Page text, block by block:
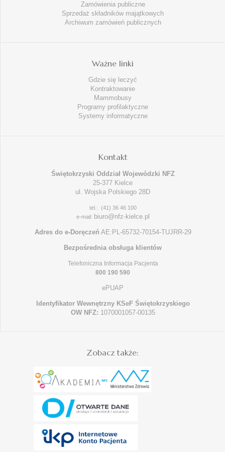
Zamówienia publiczne
Sprzedaż składników majątkowych
Archiwum zamówień publicznych
Ważne linki
Gdzie się leczyć
Kontraktowanie
Mammobusy
Programy profilaktyczne
Systemy informatyczne
Kontakt
Świętokrzyski Oddział Wojewódzki NFZ
25-377 Kielce
ul. Wojska Polskiego 28D
tel.: (41) 36 46 100
e-mail: biuro@nfz-kielce.pl
Adres do e-Doręczeń AE:PL-65732-70154-TUJRR-29
Bezpośrednia obsługa klientów
Telefoniczna Informacja Pacjenta
800 190 590
ePUAP
Identyfikator Wewnętrzny KSeF Świętokrzyskiego
OW NFZ: 1070001057-00135
Zobacz także: